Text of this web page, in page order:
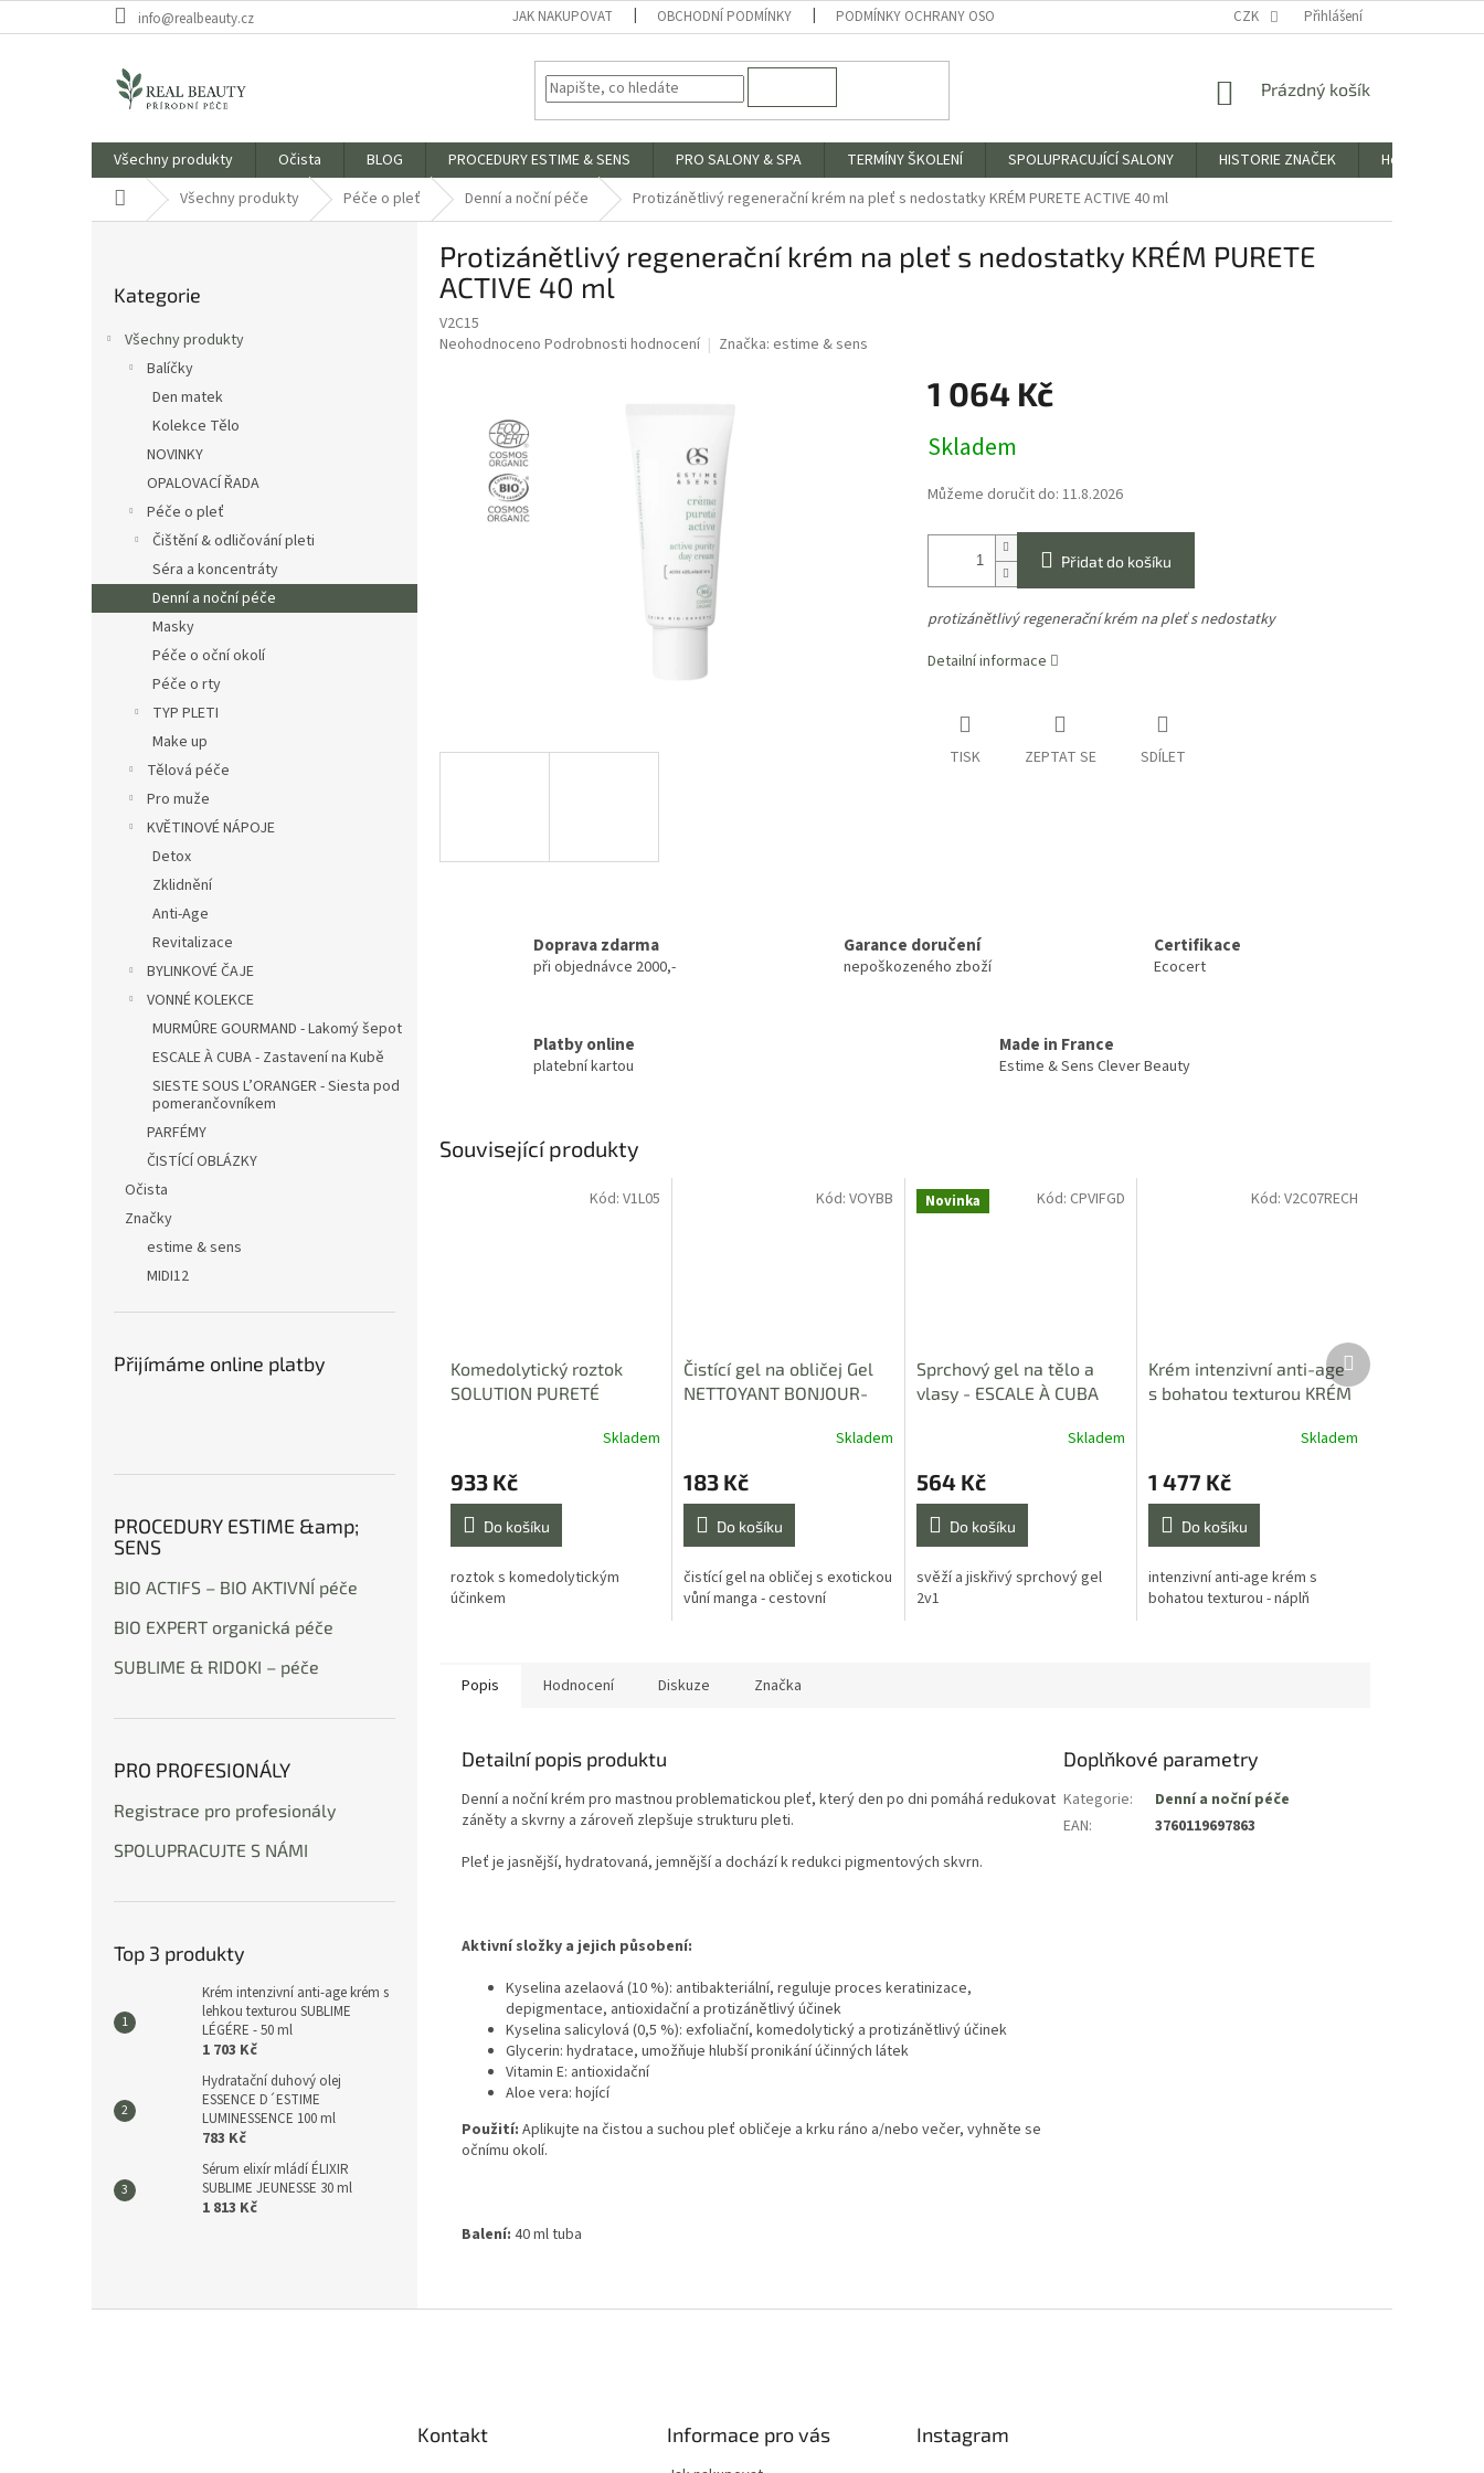
na
info@realbeauty.cz JAK NAKUPOVAT OBCHODNÍ PODMÍNKY PODMÍNKY OCHRANY OSOBNÍCH ÚDAJŮ CZK Přihlášení
NÁKUPNÍ
Prázdný košík
Všechny produkty Očista BLOG PROCEDURY ESTIME & SENS PRO SALONY & SPA TERMÍNY ŠKOLENÍ SPOLUPRACUJÍCÍ SALONY HISTORIE ZNAČEK
Hodnocení
Domů Všechny produkty Péče o pleť Denní a noční péče Protizánětlivý regenerační krém na pleť s nedostatky KRÉM PURETE ACTIVE 40 ml
kategorie
Kategorie
Všechny produkty
Balíčky
Den matek
Kolekce Tělo
NOVINKY
OPALOVACÍ ŘADA
Péče o pleť
Čištění & odličování pleti
Séra a koncentráty
Denní a noční péče
Masky
Péče o oční okolí
Péče o rty
TYP PLETI
Make up
Tělová péče
Pro muže
KVĚTINOVÉ NÁPOJE
Detox
Zklidnění
Anti-Age
Revitalizace
BYLINKOVÉ ČAJE
VONNÉ KOLEKCE
MURMÛRE GOURMAND - Lakomý šepot
ESCALE À CUBA - Zastavení na Kubě
SIESTE SOUS L’ORANGER - Siesta pod
pomerančovníkem
PARFÉMY
ČISTÍCÍ OBLÁZKY
Očista
Značky
estime & sens
MIDI12
Přijímáme online platby
PROCEDURY ESTIME &amp;
SENS
BIO ACTIFS – BIO AKTIVNÍ péče
BIO EXPERT organická péče
SUBLIME & RIDOKI – péče
PRO PROFESIONÁLY
Registrace pro profesionály
SPOLUPRACUJTE S NÁMI
Top 3 produkty
Krém intenzivní anti-age krém s
lehkou texturou SUBLIME
LÉGÉRE - 50 ml
1 703 Kč
Hydratační duhový olej
ESSENCE D´ESTIME
LUMINESSENCE 100 ml
783 Kč
Sérum elixír mládí ÉLIXIR
SUBLIME JEUNESSE 30 ml
1 813 Kč
Protizánětlivý regenerační krém na pleť s nedostatky KRÉM PURETE
ACTIVE 40 ml
V2C15
Průměrné
hvězdiček.
Neohodnoceno Podrobnosti hodnocení Značka: estime & sens
1 064 Kč
cena:
Skladem
Můžeme doručit do: 11.8.2026
Přidat do košíku
protizánětlivý regenerační krém na pleť s nedostatky
Detailní informace
TISK ZEPTAT SE SDÍLET
Doprava zdarma
při objednávce 2000,-
Garance doručení
nepoškozeného zboží
Certifikace
Ecocert
Platby online
platební kartou
Made in France
Estime & Sens Clever Beauty
Související produkty
Komedolytický roztok
SOLUTION PURETÉ
Skladem
933 Kč
Do košíku
roztok s komedolytickým
účinkem
Kód: V1L05
Čistící gel na obličej Gel
NETTOYANT BONJOUR-
produktu
je
5,0
z
5
hvězdiček.
Skladem
183 Kč
Do košíku
čistící gel na obličej s exotickou
vůní manga - cestovní
Kód: VOYBB Novinka
Sprchový gel na tělo a
vlasy - ESCALE À CUBA
Skladem
564 Kč
Do košíku
svěží a jiskřivý sprchový gel
2v1
Kód: CPVIFGD
Krém intenzivní anti-age
s bohatou texturou KRÉM
produktu
je
5,0
z
5
hvězdiček.
Skladem
1 477 Kč
Do košíku
intenzivní anti-age krém s
bohatou texturou - náplň
Kód: V2C07RECH
Další
produkt
Popis Hodnocení Diskuze Značka
Detailní popis produktu
Denní a noční krém pro mastnou problematickou pleť, který den po dni pomáhá redukovat
záněty a skvrny a zároveň zlepšuje strukturu pleti.
Pleť je jasnější, hydratovaná, jemnější a dochází k redukci pigmentových skvrn.
Aktivní složky a jejich působení:
Kyselina azelaová (10 %): antibakteriální, reguluje proces keratinizace,
depigmentace, antioxidační a protizánětlivý účinek
Kyselina salicylová (0,5 %): exfoliační, komedolytický a protizánětlivý účinek
Glycerin: hydratace, umožňuje hlubší pronikání účinných látek
Vitamin E: antioxidační
Aloe vera: hojící
Použití: Aplikujte na čistou a suchou pleť obličeje a krku ráno a/nebo večer, vyhněte se
očnímu okolí.
Balení: 40 ml tuba
Doplňkové parametry
Kategorie:
Denní a noční péče
EAN: 3760119697863
Kontakt Informace pro vás Instagram